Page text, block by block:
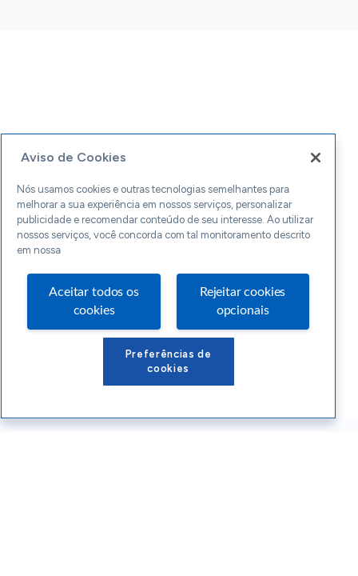
Aviso de Cookies
Nós usamos cookies e outras tecnologias semelhantes para
melhorar a sua experiência em nossos serviços, personalizar
publicidade e recomendar conteúdo de seu interesse. Ao utilizar
nossos serviços, você concorda com tal monitoramento descrito
em nossa
Aceitar todos os
cookies
Rejeitar cookies
opcionais
Preferências de
cookies